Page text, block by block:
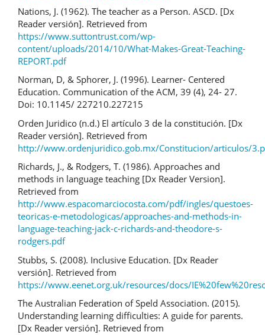
Nations, J. (1962). The teacher as a Person. ASCD. [Dx
Reader versión]. Retrieved from
https://www.suttontrust.com/wp-
content/uploads/2014/10/What-Makes-Great-Teaching-
REPORT.pdf
Norman, D, & Sphorer, J. (1996). Learner- Centered
Education. Communication of the ACM, 39 (4), 24- 27.
Doi: 10.1145/ 227210.227215
Orden Juridico (n.d.) El artículo 3 de la constitución. [Dx
Reader versión]. Retrieved from
http://www.ordenjuridico.gob.mx/Constitucion/articulos/
Richards, J., & Rodgers, T. (1986). Approaches and
methods in language teaching [Dx Reader Version].
Retrieved from
http://www.espacomarciocosta.com/pdf/ingles/questoes-
teoricas-e-metodologicas/approaches-and-methods-in-
language-teaching-jack-c-richards-and-theodore-s-
rodgers.pdf
Stubbs, S. (2008). Inclusive Education. [Dx Reader
versión]. Retrieved from
https://www.eenet.org.uk/resources/docs/
The Australian Federation of Speld Association. (2015).
Understanding learning difficulties: A guide for parents.
[Dx Reader versión]. Retrieved from